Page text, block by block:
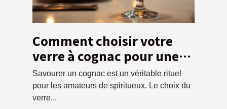
Comment choisir votre
verre à cognac pour une
dégustation optimale ?
Savourer un cognac est un véritable rituel
pour les amateurs de spiritueux. Le choix du
verre...